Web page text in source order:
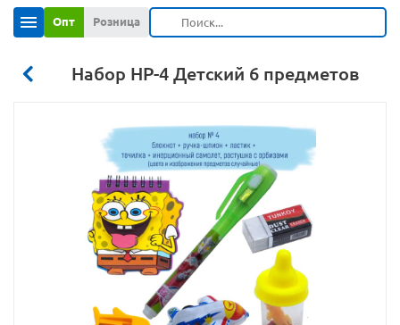
Опт Розница
Набор НР-4 Детский 6 предметов